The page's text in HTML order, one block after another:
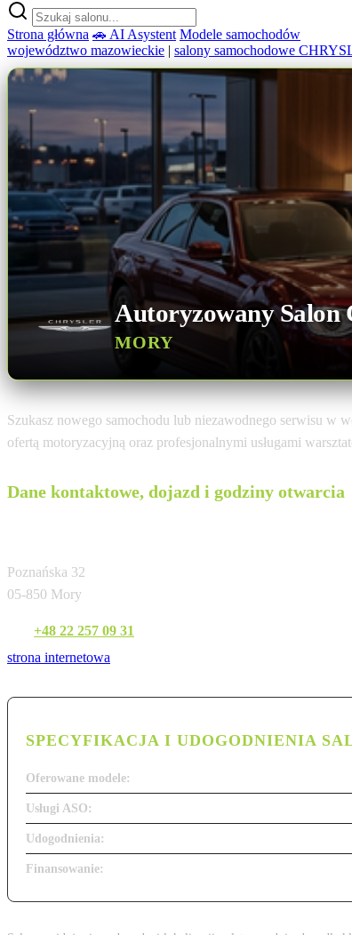
Strona główna 🚗 AI Asystent Modele samochodów
województwo mazowieckie | salony samochodowe
Autoryzowany Salon
MORY
Szukasz nowego samochodu lub niezawodnego serwisu w
ofertą motoryzacyjną oraz profesjonalnymi usługami
Dane kontaktowe, dojazd i godziny otwarcia
Poznańska 32
05-850 Mory
+48 22 257 09 31
strona internetowa
SPECYFIKACJA I UDOGODNIENIA
Oferowane modele:
Usługi ASO:
Udogodnienia:
Finansowanie: